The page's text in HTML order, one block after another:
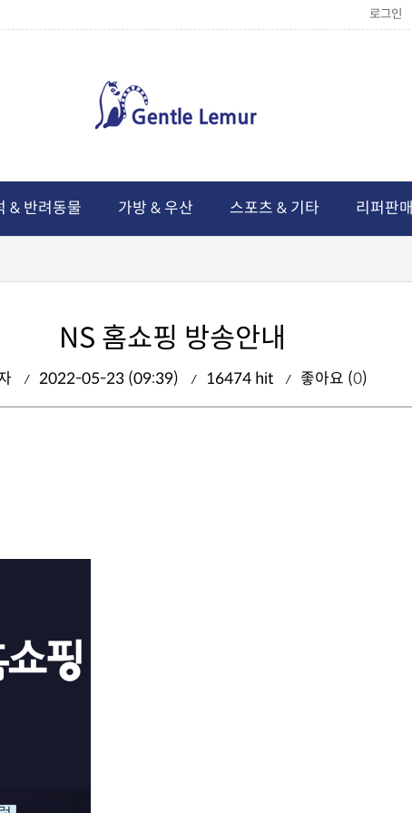
로그인
& 반려동물 가방 & 우산 스포츠 & 기타 리퍼판매
NS 홈쇼핑 방송안내
2022-05-23 (09:39) 16474 hit 좋아요 (0)